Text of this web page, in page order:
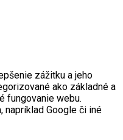
zážitku a jeho
ako základné a
fungovanie webu.
napríklad Google či iné